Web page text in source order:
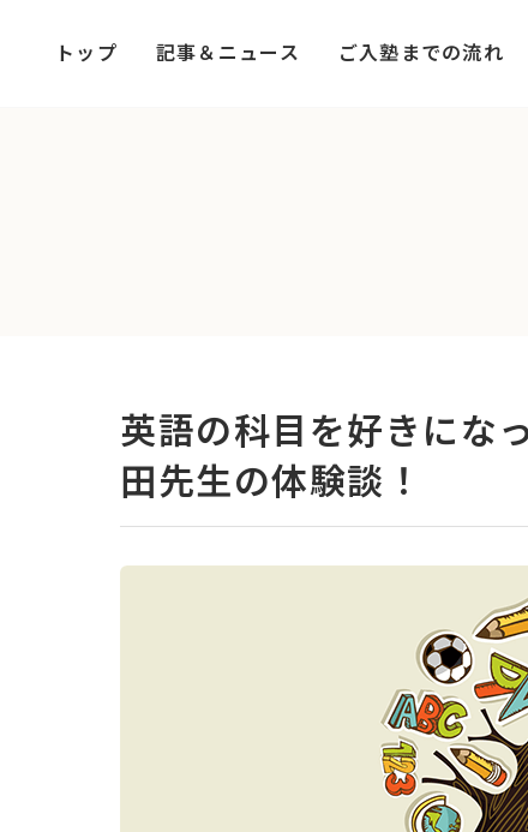
トップ 記事＆ニュース ご入塾までの流れ
英語の科目を好きにな
田先生の体験談！